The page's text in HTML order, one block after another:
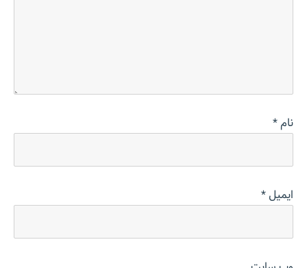
نام*
ایمیل*